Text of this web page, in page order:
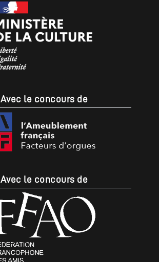
Avec le concours de
Avec le concours de